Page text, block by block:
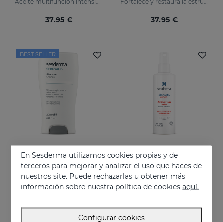
Aceite multifunción intensivo
37.95 €
Fortalece y restaura la estructura dañada de los cabellos frágiles y débiles, activando su crecimiento.
37.95 €
BEST SELLER
SEBOVALIS Champú Tratante
Higiene y limpieza del cabello y cuero cabelludo
19.95 €
Añadir
28.95 €
En Sesderma utilizamos cookies propias y de
terceros para mejorar y analizar el uso que haces de
nuestros site. Puede rechazarlas u obtener más
información sobre nuestra política de cookiesaquí.
Configurar cookies